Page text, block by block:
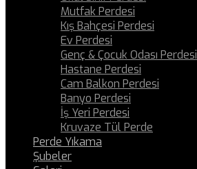
Mutfak Perdesi
Kış Bahçesi Perdesi
Ev Perdesi
Genç & Çocuk Odası Perdesi
Hastane Perdesi
Cam Balkon Perdesi
Banyo Perdesi
İş Yeri Perdesi
Kruvaze Tül Perde
Perde Yıkama
Şubeler